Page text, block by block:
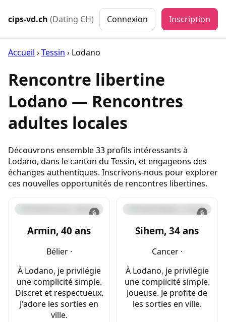
cips-vd.ch (Dating CH) Connexion Inscription
Accueil ›Tessin › Lodano
Rencontre libertine
Lodano — Rencontres
adultes locales
Découvrons ensemble 33 profils intéressants à
Lodano, dans le canton du Tessin, et engageons des
échanges authentiques. Inscrivons-nous pour explorer
ces nouvelles opportunités de rencontres libertines.
🔒
Armin, 40 ans
Bélier ·
À Lodano, je privilégie
une complicité simple.
Discret et respectueux.
J'adore les sorties en
ville.
🔒
Sihem, 34 ans
Cancer ·
À Lodano, je privilégie
une complicité simple.
Joueuse. Je profite de
les sorties en ville.